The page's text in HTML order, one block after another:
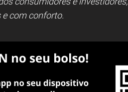
com conforto.